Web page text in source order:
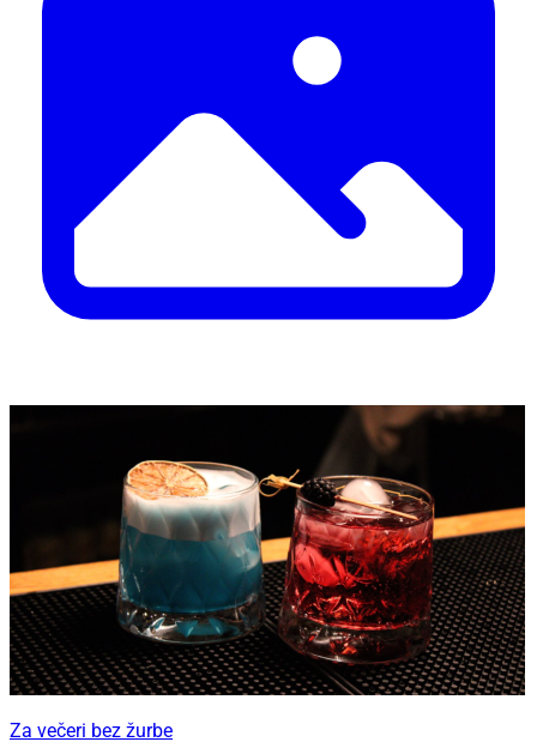
Za večeri bez žurbe